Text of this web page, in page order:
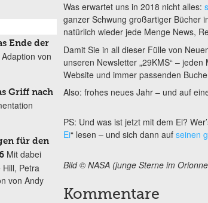
Was erwartet uns in 2018 nicht alles:
ganzer Schwung großartiger Bücher
natürlich wieder jede Menge News,
Damit Sie in all dieser Fülle von
unseren Newsletter „29KMS“ –
Website und immer passenden
Also: frohes neues Jahr – und auf
PS: Und was ist jetzt mit dem Ei?
Ei“ lesen – und sich dann auf seinen
Bild © NASA (junge Sterne im
Kommentare
Ende der
von
Griff nach
für den
Mit dabei
Hill, Petra
von Andy